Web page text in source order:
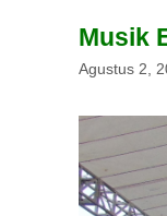
Musik
Agustus 2,